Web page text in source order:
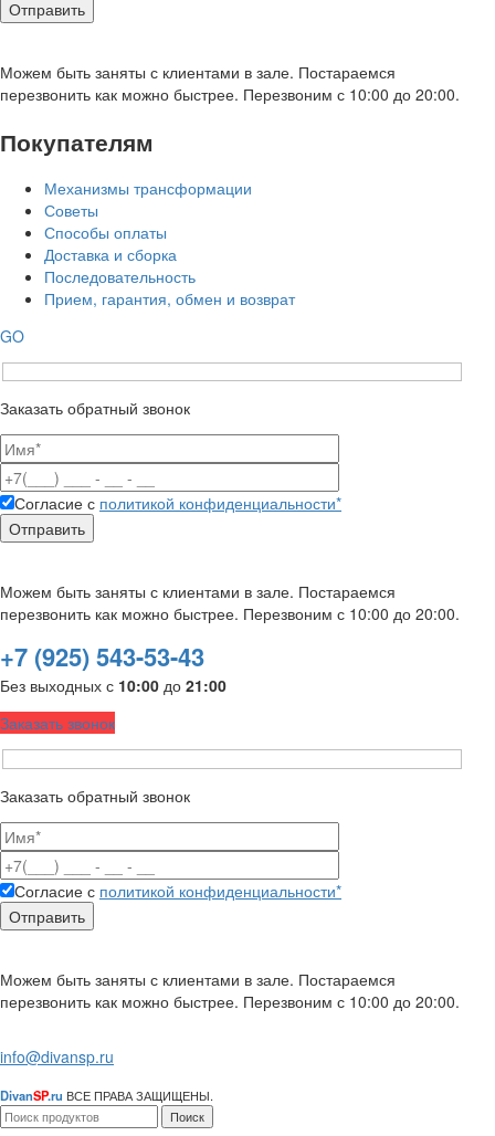
Можем быть заняты с клиентами в зале. Постараемся
перезвонить как можно быстрее. Перезвоним с 10:00 до 20:00.
Покупателям
Механизмы трансформации
Советы
Способы оплаты
Доставка и сборка
Последовательность
Прием, гарантия, обмен и возврат
GO
Заказать обратный звонок
Согласие с политикой конфиденциальности*
Можем быть заняты с клиентами в зале. Постараемся
перезвонить как можно быстрее. Перезвоним с 10:00 до 20:00.
+7 (925) 543-53-43
Без выходных с 10:00 до 21:00
Заказать звонок
Заказать обратный звонок
Согласие с политикой конфиденциальности*
Можем быть заняты с клиентами в зале. Постараемся
перезвонить как можно быстрее. Перезвоним с 10:00 до 20:00.
info@divansp.ru
DivanSP.ru ВСЕ ПРАВА ЗАЩИЩЕНЫ.
Поиск